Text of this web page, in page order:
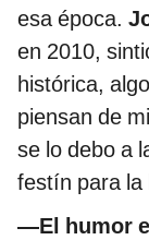
esa época.
en 2010,
histórica,
piensan de
se lo debo a
festín para la
—El humor